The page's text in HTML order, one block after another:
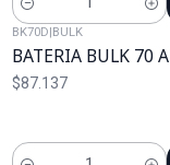
Cantidad
BK70D|BULK
BATERIA BULK 70
$87.137